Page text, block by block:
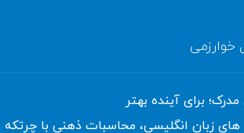
خوارزمی
مدرک؛ برای آینده بهتر
های زبان انگلیسی، محاسبات ذهنی با